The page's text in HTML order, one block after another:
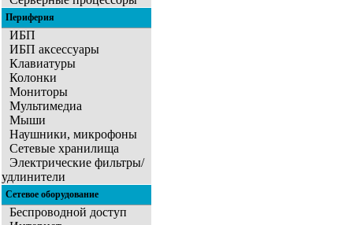
Периферия
ИБП
ИБП аксессуары
Клавиатуры
Колонки
Мониторы
Мультимедиа
Мыши
Наушники, микрофоны
Сетевые хранилища
Электрические фильтры/
удлинители
Сетевое оборудование
Беспроводной доступ